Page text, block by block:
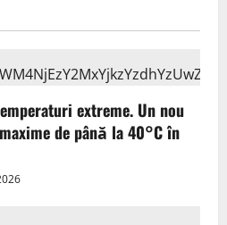
extreme. Un nou
de până la 40°C în